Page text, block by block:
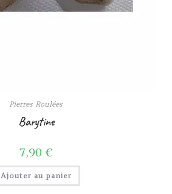
Pierres Roulées
Barytine
7,90 €
Ajouter au panier